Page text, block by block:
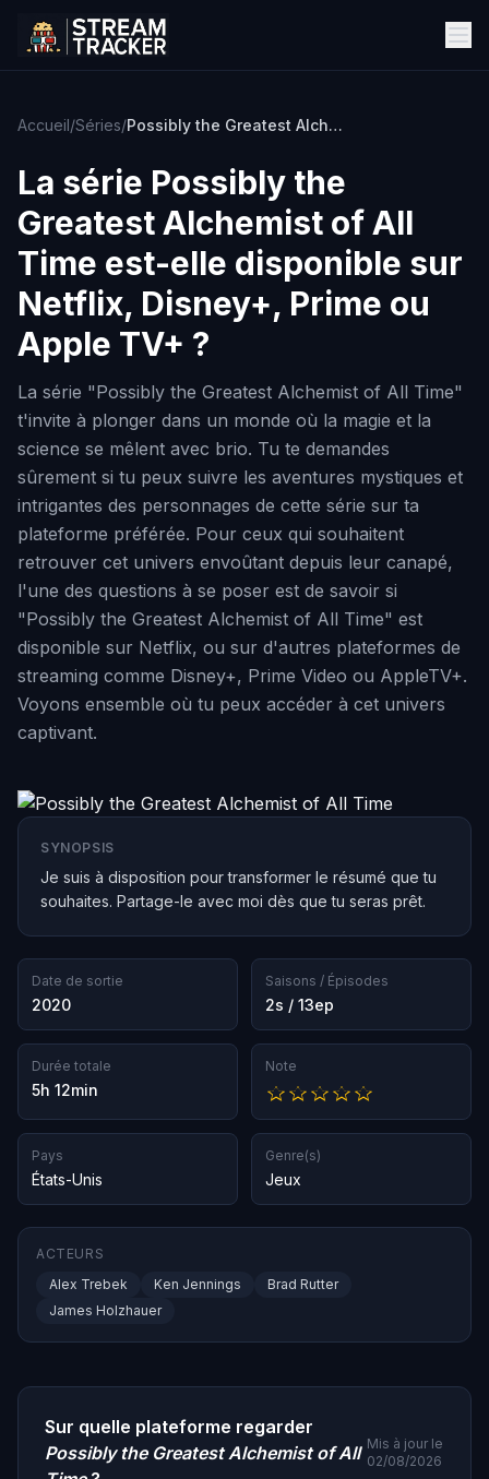
Accueil/Séries/ Possibly the Greatest Alchemist of All Time
La série Possibly the
Greatest Alchemist of All
Time est-elle disponible sur
Netflix, Disney+, Prime ou
Apple TV+ ?
La série "Possibly the Greatest Alchemist of All Time"
t'invite à plonger dans un monde où la magie et la
science se mêlent avec brio. Tu te demandes
sûrement si tu peux suivre les aventures mystiques et
intrigantes des personnages de cette série sur ta
plateforme préférée. Pour ceux qui souhaitent
retrouver cet univers envoûtant depuis leur canapé,
l'une des questions à se poser est de savoir si
"Possibly the Greatest Alchemist of All Time" est
disponible sur Netflix, ou sur d'autres plateformes de
streaming comme Disney+, Prime Video ou AppleTV+.
Voyons ensemble où tu peux accéder à cet univers
captivant.
SYNOPSIS
Je suis à disposition pour transformer le résumé que tu
souhaites. Partage-le avec moi dès que tu seras prêt.
Date de sortie
2020
Saisons / Épisodes
2s / 13ep
Durée totale
5h 12min
Note
Pays
États-Unis
Genre(s)
Jeux
ACTEURS
Alex Trebek
Ken Jennings
Brad Rutter
James Holzhauer
Sur quelle plateforme regarder
Possibly the Greatest Alchemist of All Mis à jour le
02/08/2026